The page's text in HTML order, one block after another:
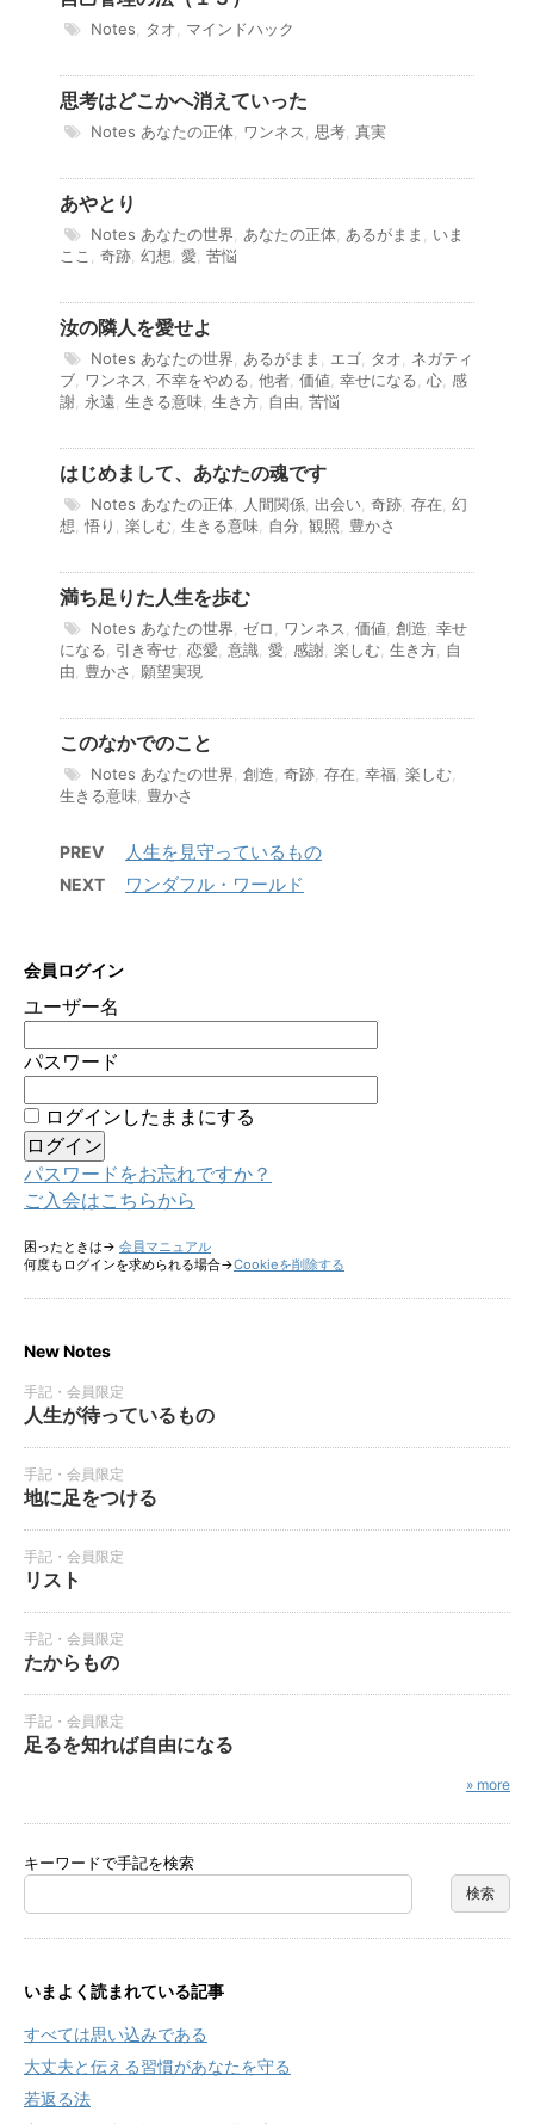
Notes タオ マインドハック
思考はどこかへ消えていった
Notes あなたの正体 ワンネス 思考 真実
あやとり
Notes あなたの世界 あなたの正体 あるがまま
いま
ここ
奇跡 幻想 愛 苦悩
汝の隣人を愛せよ
Notes あなたの世界 あるがまま エゴ タオ
ネガティ
ブ ワンネス 不幸をやめる 他者 価値 幸せになる 心 感
謝 永遠 生きる意味 生き方 自由 苦悩
はじめまして、あなたの魂です
Notes あなたの正体 人間関係 出会い 奇跡 存在 幻
想 悟り 楽しむ 生きる意味 自分 観照 豊かさ
満ち足りた人生を歩む
Notes あなたの世界 ゼロ ワンネス 価値 創造 幸せ
になる
引き寄せ 恋愛 意識 愛 感謝 楽しむ 生き方 自
由
豊かさ 願望実現
このなかでのこと
Notes あなたの世界 創造 奇跡 存在 幸福 楽しむ
生きる意味
豊かさ
PREV 人生を見守っているもの
NEXT ワンダフル・ワールド
会員ログイン
ユーザー名
パスワード
ログインしたままにする
パスワードをお忘れですか？
ご入会はこちらから
困ったときは→ 会員マニュアル
何度もログインを求められる場合→Cookieを削除する
New Notes
手記・会員限定
人生が待っているもの
手記・会員限定
地に足をつける
手記・会員限定
リスト
手記・会員限定
たからもの
手記・会員限定
足るを知れば自由になる
» more
キーワードで手記を検索
いまよく読まれている記事
すべては思い込みである
大丈夫と伝える習慣があなたを守る
若返る法